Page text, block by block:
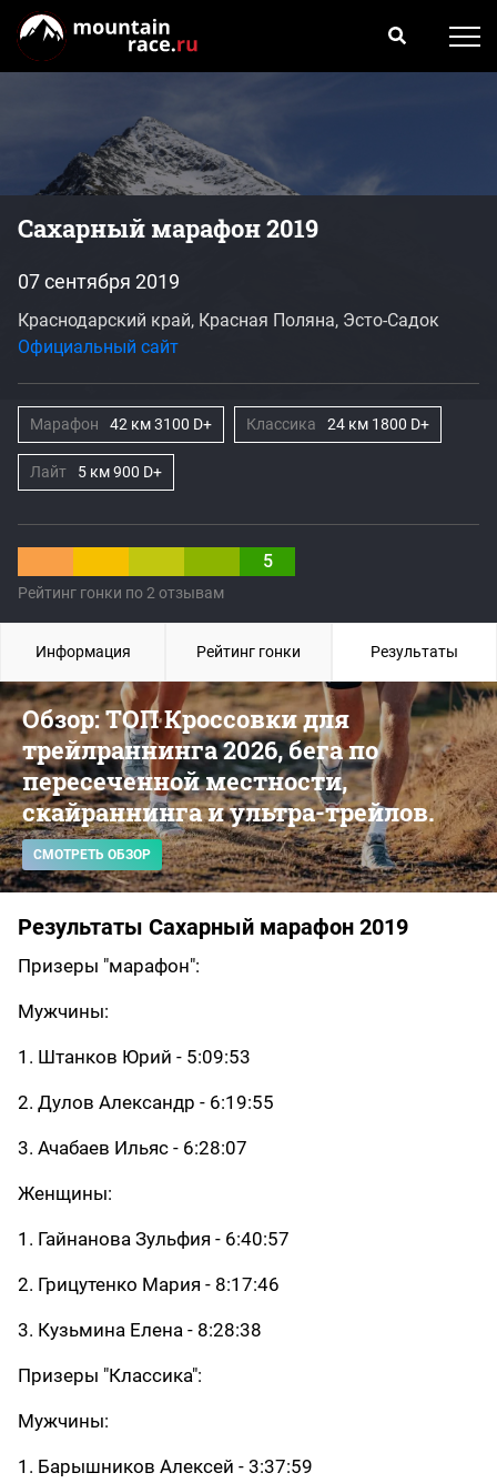
Сахарный марафон 2019
5
Рейтинг гонки по 2 отзывам
07 сентября 2019
Краснодарский край, Красная Поляна, Эсто-Садок
Официальный сайт
Марафон 42 км 3100 D+ Классика 24 км 1800 D+
Лайт 5 км 900 D+
Обзор: ТОП Кроссовки для
трейлраннинга 2026, бега по
пересеченной местности,
скайраннинга и ультра-трейлов.
СМОТРЕТЬ ОБЗОР
Результаты Сахарный марафон 2019
Призеры "марафон":
Мужчины:
1. Штанков Юрий - 5:09:53
2. Дулов Александр - 6:19:55
3. Ачабаев Ильяс - 6:28:07
Женщины:
1. Гайнанова Зульфия - 6:40:57
2. Грицутенко Мария - 8:17:46
3. Кузьмина Елена - 8:28:38
Призеры "Классика":
Мужчины:
1. Барышников Алексей - 3:37:59
Информация Рейтинг гонки Результаты